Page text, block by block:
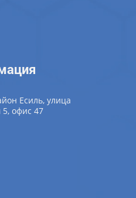
Есиль, улица
офис 47